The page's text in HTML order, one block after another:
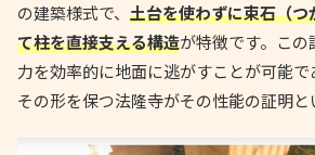
の建築様式で、 土台を使わずに束石（
て柱を直接支える構造が特徴です。こ
力を効率的に地面に逃がすことが可能で
その形を保つ法隆寺がその性能の証明と